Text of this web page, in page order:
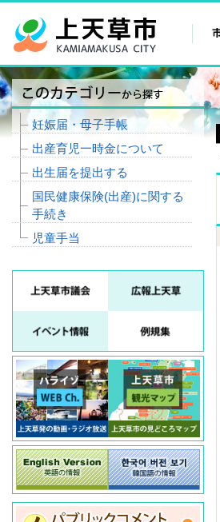
妊娠届・母子手帳
出産育児一時金について
出生届を提出する
国民健康保険(出産)に関する
手続き
児童手当